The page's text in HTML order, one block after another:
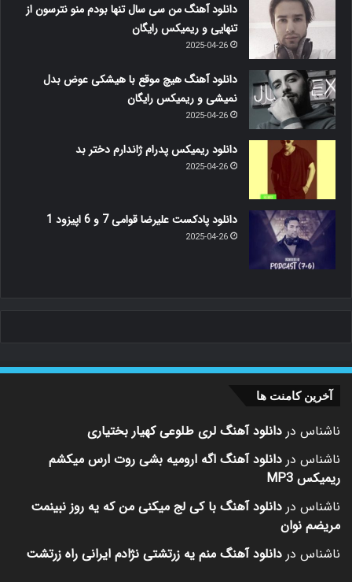
دانلود آهنگ من سی سال تنها بودم منو نترسون از
تنهایی و ریمیکس رایگان
2025-04-26
دانلود آهنگ هیچ موقع با هیشکی عوض بدل
نمیشی و ریمیکس رایگان
2025-04-26
دانلود ریمیکس پدرام ژاندارم دختر بد
2025-04-26
دانلود پادکست علیرضا قوامی 7 و 6 اپیزود 1
2025-04-26
آخرین کامنت ها
ناشناس در دانلود آهنگ لری طلوعی کهیار بختیاری
ناشناس در دانلود آهنگ اگه ارومیه بشی روت ارس میکشم
ریمیکس MP3
ناشناس در دانلود آهنگ با کی لج میکنی من که یه روز نبینمت
مریضم نوان
ناشناس در دانلود آهنگ منم یه زرتشتی نژادم ایرانی راه زرتشت